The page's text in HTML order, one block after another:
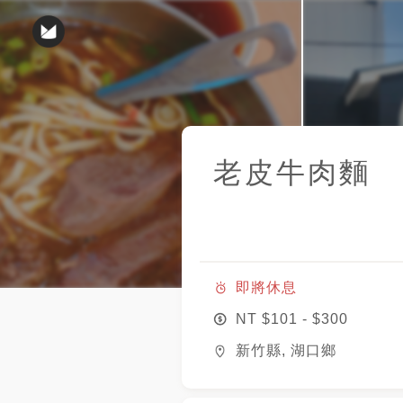
老皮牛肉麵
即將休息
NT $101 - $300
新竹縣, 湖口鄉